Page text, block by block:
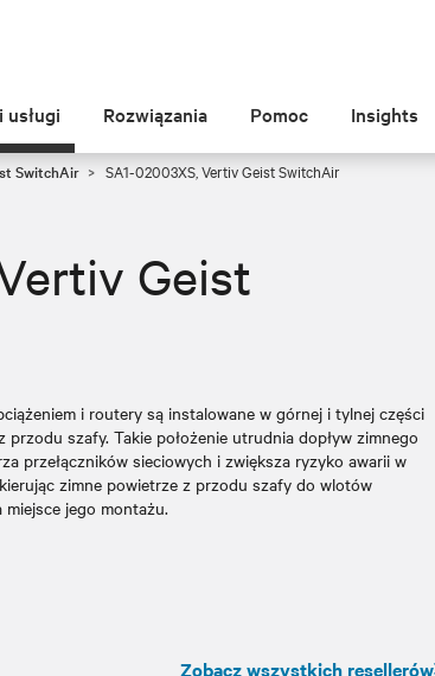
Rozwiązania Pomoc Insights
SwitchAir SA1-02003XS, Vertiv Geist SwitchAir
Geist
i routery są instalowane w górnej i tylnej części
szafy. Takie położenie utrudnia dopływ zimnego
przełączników sieciowych i zwiększa ryzyko awarii w
zimne powietrze z przodu szafy do wlotów
jego montażu.
Zobacz wszystkich resellerów